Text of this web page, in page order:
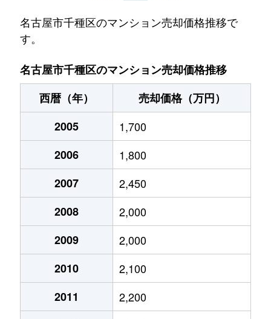
池園町
5,800万円
本山(愛知)
池園町
池園町
320万円
本山(愛知)
猪高町大字猪子石
940万円
茶屋ケ坂
猪高町大字猪子石
570万円
猪高町大字猪子石
650万円
茶屋ケ坂
今池
1,200万円
今池(愛知)
今池
1,400万円
今池(愛知)
今池
1,300万円
今池(愛知)
今池
1,100万円
今池(愛知)
今池
1,900万円
今池(愛知)
名古屋市千種区のマンション売却価格推移で
す。
名古屋市千種区のマンション売却価格推移
西暦（年）
売却価格（万円）
2005
1,700
2006
1,800
2007
2,450
2008
2,000
2009
2,000
2010
2,100
2011
2,200